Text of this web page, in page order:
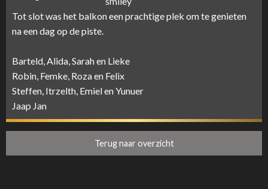
Tot slot was het balkon een prachtige plek om te genieten
na een dag op de piste.
Barteld, Alida, Sarah en Lieke
Robin, Femke, Roza en Felix
Steffen, Itrzelth, Emiel en Yunuer
Jaap Jan
Terug naar overzicht